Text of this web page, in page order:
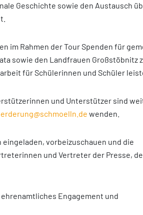
Geschichte sowie den Austausch
im Rahmen der Tour Spenden für
sowie den Landfrauen Großstöbnitz
für Schülerinnen und Schüler
und Unterstützer sind
wenden.
vorbeizuschauen und die
und Vertreter der Presse,
Engagement und